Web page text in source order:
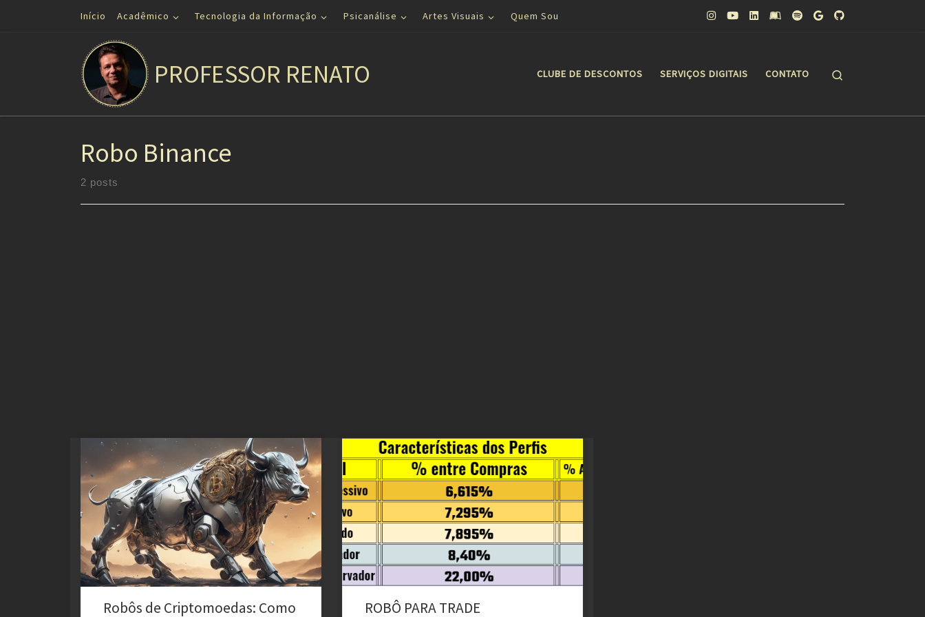
Skip to contentInício Acadêmico Tecnologia da Informação Psicanálise Artes Visuais Quem Sou
PROFESSOR RENATO CLUBE DE DESCONTOS SERVIÇOS DIGITAIS CONTATO
Robo Binance
2 posts
Crie Robôs que realmente funcional para Bitcoin e
Criptomoedas. Automatize seus Robôs de trade em
Criptomoedas.
Robôs de Criptomoedas: Como
QUAL O MELHOR ROBÔ PARA TRADE? A questão do
Robô trader é bem complexa, tem gente qua acha que
comprando um Robô para daytrade resolve o
problema das perdas. Bem, há basicamente dois tipos
de Robôs mais usados: Aquele que opera Dólar, ações,
opções binários, e os que são usados […]
ROBÔ PARA TRADE